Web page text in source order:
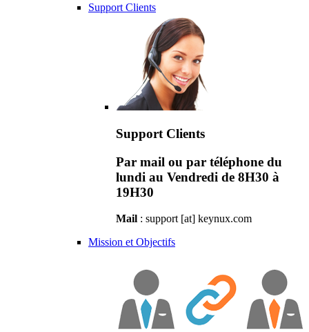
Support Clients
Support Clients
Par mail ou par téléphone du
lundi au Vendredi de 8H30 à
19H30
Mail : support [at] keynux.com
Mission et Objectifs